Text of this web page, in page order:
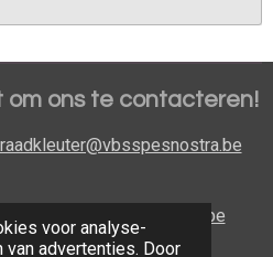
voor analyse-
advertenties. Door
om ons te contacteren!